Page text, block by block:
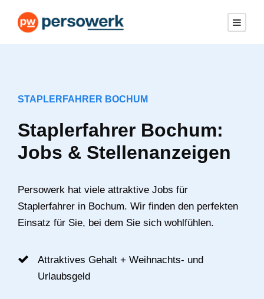
STAPLERFAHRER BOCHUM
Staplerfahrer Bochum:
Jobs & Stellenanzeigen
Persowerk hat viele attraktive Jobs für
Staplerfahrer in Bochum. Wir finden den perfekten
Einsatz für Sie, bei dem Sie sich wohlfühlen.
Attraktives Gehalt + Weihnachts- und
Urlaubsgeld